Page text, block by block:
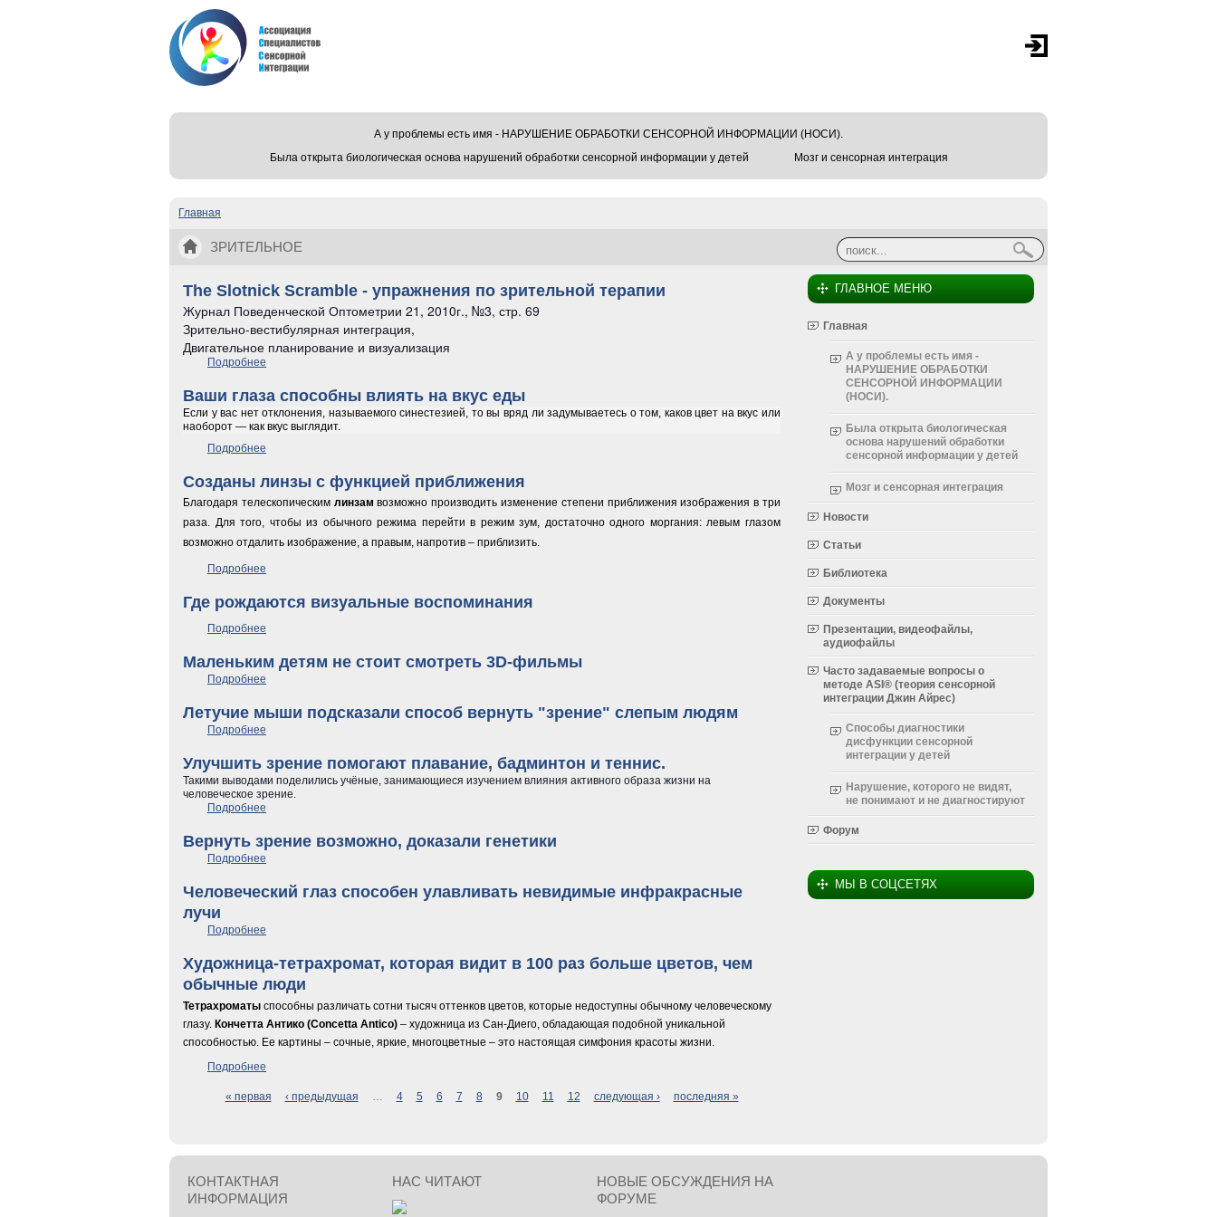
А у проблемы есть имя - НАРУШЕНИЕ ОБРАБОТКИ СЕНСОРНОЙ ИНФОРМАЦИИ (НОСИ).
Была открыта биологическая основа нарушений обработки сенсорной информации у детей
Мозг и сенсорная интеграция
Вы здесь
Главная
ЗРИТЕЛЬНОЕ Форма поиска
Найти
The Slotnick Scramble - упражнения по зрительной терапии
Журнал Поведенческой Оптометрии 21, 2010г., №3, стр. 69
Зрительно-вестибулярная интеграция,
Двигательное планирование и визуализация
Подробнее
Ваши глаза способны влиять на вкус еды
Если у вас нет отклонения, называемого синестезией, то вы вряд ли задумываетесь о том, каков цвет на вкус или
наоборот — как вкус выглядит.
Подробнее
Созданы линзы с функцией приближения
Благодаря телескопическим линзамвозможно производить изменение степени приближения изображения в три
раза. Для того, чтобы из обычного режима перейти в режим зум, достаточно одного моргания: левым глазом
возможно отдалить изображение, а правым, напротив – приблизить.
Подробнее
Где рождаются визуальные воспоминания
Подробнее
Маленьким детям не стоит смотреть 3D-фильмы
Подробнее
Летучие мыши подсказали способ вернуть "зрение" слепым людям
Подробнее
Улучшить зрение помогают плавание, бадминтон и теннис.
Такими выводами поделились учёные, занимающиеся изучением влияния активного образа жизни на
человеческое зрение.
Подробнее
Вернуть зрение возможно, доказали генетики
Подробнее
Человеческий глаз способен улавливать невидимые инфракрасные
лучи
Подробнее
Художница-тетрахромат, которая видит в 100 раз больше цветов, чем
обычные люди
Тетрахроматы способны различать сотни тысяч оттенков цветов, которые недоступны обычному человеческому
глазу. Кончетта Антико (Concetta Antico) – художница из Сан-Диего, обладающая подобной уникальной
способностью. Ее картины – сочные, яркие, многоцветные – это настоящая симфония красоты жизни.
Подробнее
Страницы
« первая ‹ предыдущая 4 5 6 7 8 9 10 11 12 следующая › последняя »
ГЛАВНОЕ МЕНЮ
Главная
А у проблемы есть имя -
НАРУШЕНИЕ ОБРАБОТКИ
СЕНСОРНОЙ ИНФОРМАЦИИ
(НОСИ).
Была открыта биологическая
основа нарушений обработки
сенсорной информации у детей
Мозг и сенсорная интеграция
Новости
Статьи
Библиотека
Документы
Презентации, видеофайлы,
аудиофайлы
Часто задаваемые вопросы о
методе ASI® (теория сенсорной
интеграции Джин Айрес)
Способы диагностики
дисфункции сенсорной
интеграции у детей
Нарушение, которого не видят,
не понимают и не диагностируют
Форум
МЫ В СОЦСЕТЯХ
КОНТАКТНАЯ
ИНФОРМАЦИЯ
НАС ЧИТАЮТ
НОВЫЕ ОБСУЖДЕНИЯ НА
ФОРУМЕ